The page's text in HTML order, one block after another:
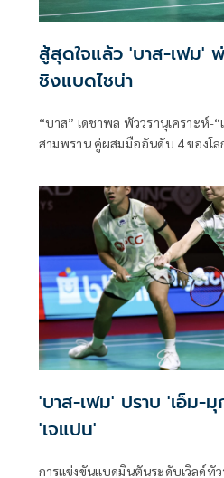
สู้สุดใจแล้ว 'บาส-เฟม'
ชิงแบดไชน่า
“บาส” เดชาพล พัววรานุเคราะห์-“
สามพราน คู่ผสมมืออันดับ 4 ของโ
น่า โอ
'บาส-เฟม' ปราบ 'เอ็ม-มุก' ลิ่วรอบสองข
'เจแปน'
การแข่งขันแบดมินตันระดับเวิลด์ทัว